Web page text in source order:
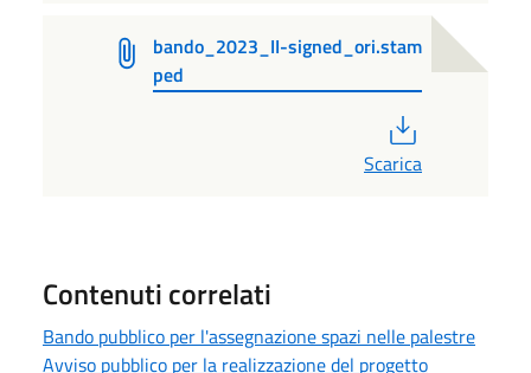
bando_2023_II-signed_ori.stam
ped
Scarica
Contenuti correlati
Bando pubblico per l'assegnazione spazi nelle palestre
Avviso pubblico per la realizzazione del progetto